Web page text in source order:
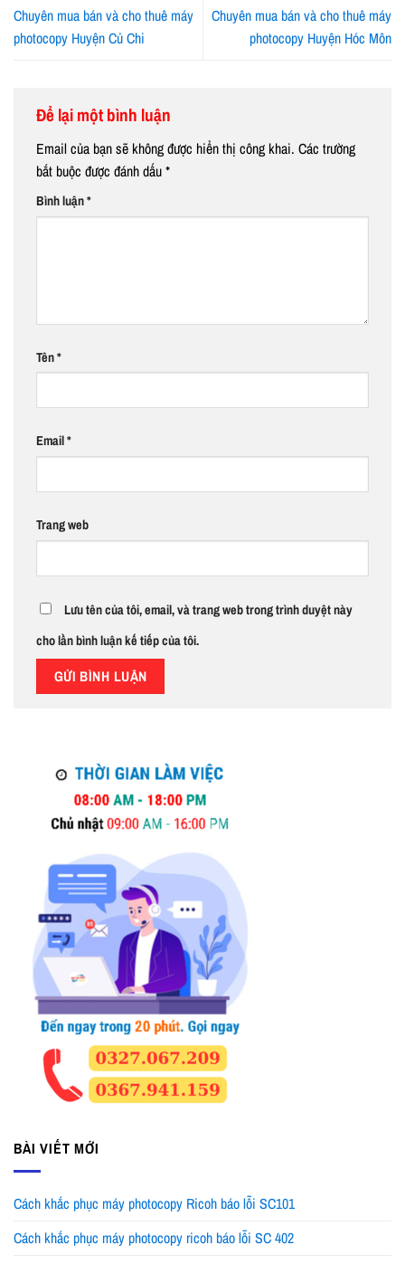
Chuyên mua bán và cho thuê máy
photocopy Huyện Củ Chi
Chuyên mua bán và cho thuê máy
photocopy Huyện Hóc Môn
Để lại một bình luận
Email của bạn sẽ không được hiển thị công khai. Các trường
bắt buộc được đánh dấu*
Bình luận*
Tên*
Email*
Trang web
Lưu tên của tôi, email, và trang web trong trình duyệt này
cho lần bình luận kế tiếp của tôi.
BÀI VIẾT MỚI
Cách khắc phục máy photocopy Ricoh báo lỗi SC101
Cách khắc phục máy photocopy ricoh báo lỗi SC 402